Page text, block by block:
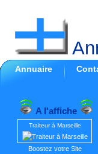
Annuaire
A l'affiche
Traiteur à Marseille
Boostez votre Site